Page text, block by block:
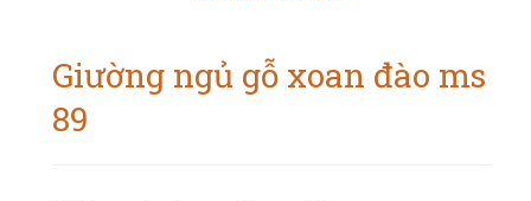
Giường ngủ gỗ xoan đào ms
89